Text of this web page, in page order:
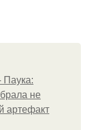
Паука:
не
артефакт